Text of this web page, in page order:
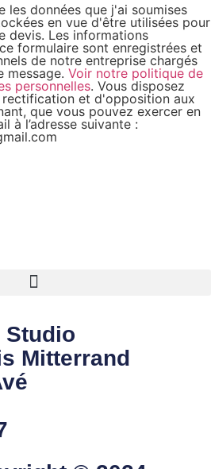
les données que j'ai soumises
en vue d'être utilisées pour
devis. Les informations
formulaire sont enregistrées et
de notre entreprise chargés
message. Voir notre politique de
personnelles. Vous disposez
et d'opposition aux
que vous pouvez exercer en
à l’adresse suivante :
Studio
Mitterrand